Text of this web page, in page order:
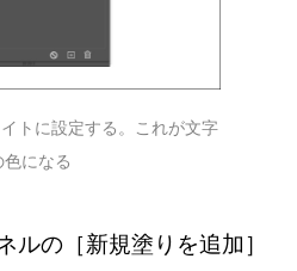
トに設定する。これが文字
色になる
ルの［新規塗りを追加］